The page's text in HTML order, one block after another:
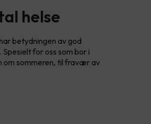
helse
betydningen av god
for oss som bor i
om sommeren, til fravær av